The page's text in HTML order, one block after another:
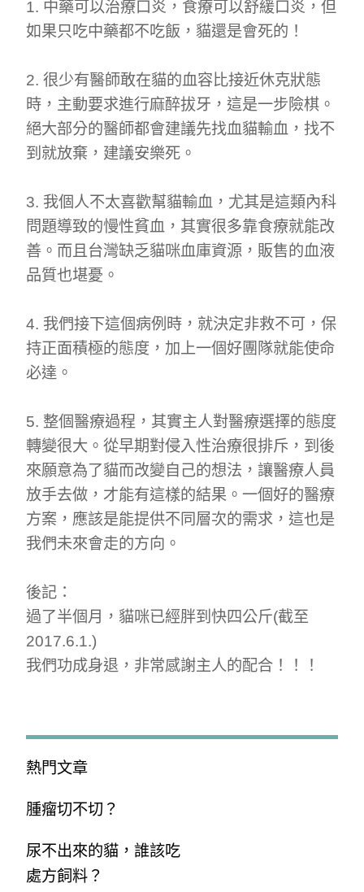
1. 中藥可以治療口炎，食療可以舒緩口炎，但
如果只吃中藥都不吃飯，貓還是會死的！
2. 很少有醫師敢在貓的血容比接近休克狀態
時，主動要求進行麻醉拔牙，這是一步險棋。
絕大部分的醫師都會建議先找血貓輸血，找不
到就放棄，建議安樂死。
3. 我個人不太喜歡幫貓輸血，尤其是這類內科
問題導致的慢性貧血，其實很多靠食療就能改
善。而且台灣缺乏貓咪血庫資源，販售的血液
品質也堪憂。
4. 我們接下這個病例時，就決定非救不可，保
持正面積極的態度，加上一個好團隊就能使命
必達。
5. 整個醫療過程，其實主人對醫療選擇的態度
轉變很大。從早期對侵入性治療很排斥，到後
來願意為了貓而改變自己的想法，讓醫療人員
放手去做，才能有這樣的結果。一個好的醫療
方案，應該是能提供不同層次的需求，這也是
我們未來會走的方向。
後記：
過了半個月，貓咪已經胖到快四公斤(截至
2017.6.1.)
我們功成身退，非常感謝主人的配合！！！
熱門文章
腫瘤切不切？
尿不出來的貓，誰該吃
處方飼料？